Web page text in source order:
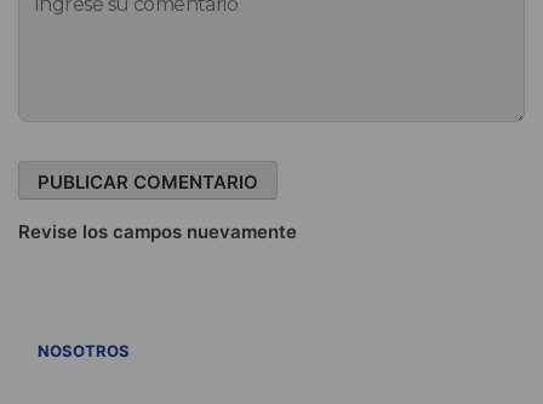
Revise los campos nuevamente
NOSOTROS